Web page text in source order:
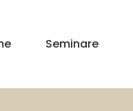
Seminare